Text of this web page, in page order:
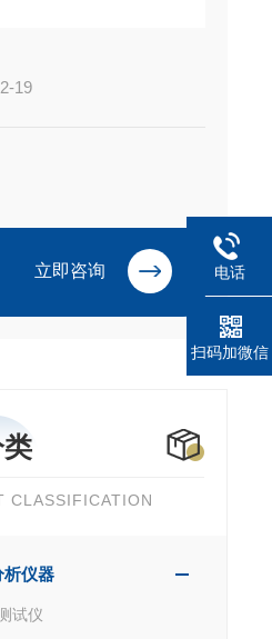
19
立即咨询
CLASSIFICATION
析仪器
试仪
电话
扫码加微信